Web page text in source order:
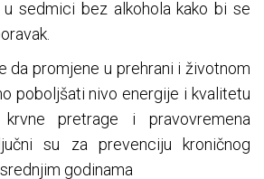
sedmici bez alkohola kako bi se
da promjene u prehrani i životnom
poboljšati nivo energije i kvalitetu
pretrage i pravovremena
su za prevenciju kroničnog
godinama